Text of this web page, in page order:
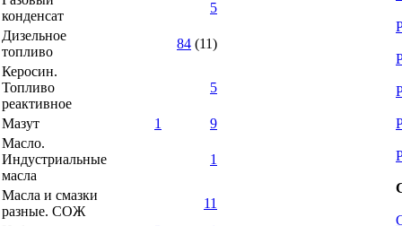
конденсат
5
Дизельное
топливо
84 (11)
Керосин.
Топливо
реактивное
5
Мазут 1
9
Масло.
Индустриальные
масла
1
Масла и смазки
разные. СОЖ
11